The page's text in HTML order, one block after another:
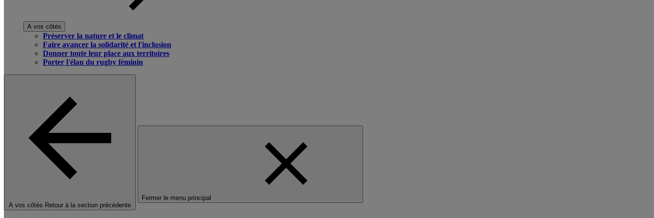
A vos côtés
Préserver la nature et le climat
Faire avancer la solidarité et l'inclusion
Donner toute leur place aux territoires
Porter l'élan du rugby féminin
A vos côtés Retour à la section précédente
Fermer le menu principal